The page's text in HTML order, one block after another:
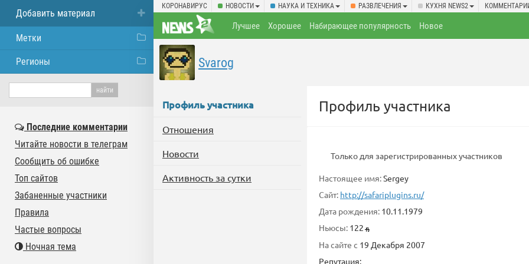
КОРОНАВИРУС НОВОСТИ НАУКА И ТЕХНИКА РАЗВЛЕЧЕНИЯ КУХНЯ NEWS2
Лучшее Хорошее Набирающее популярность Новое
Svarog
Профиль участника
Отношения
Новости
Активность за сутки
Профиль участника
Только для зарегистрированных участников
Настоящее имя:Sergey
Сайт: http://safariplugins.ru/
Дата рождения: 10.11.1979
Ньюсы: 122
На сайте с 19 Декабря 2007
Репутация:
Добавить материал
Метки
Регионы
Последние комментарии
Читайте новости в телеграм
Сообщить об ошибке
Топ сайтов
Забаненные участники
Правила
Частые вопросы
Ночная тема